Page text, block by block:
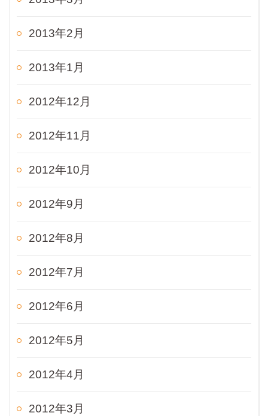
2013年2月
2013年1月
2012年12月
2012年11月
2012年10月
2012年9月
2012年8月
2012年7月
2012年6月
2012年5月
2012年4月
2012年3月